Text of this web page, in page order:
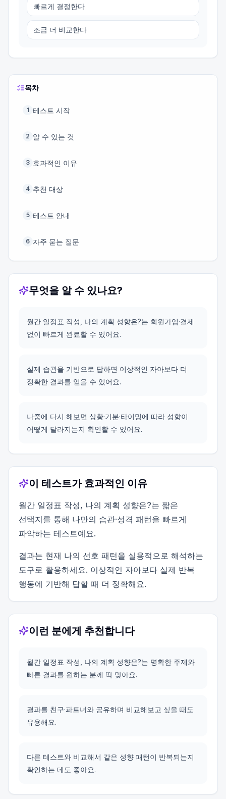
빠르게 결정한다
조금 더 비교한다
목차
1 테스트 시작
2 알 수 있는 것
3 효과적인 이유
4 추천 대상
5 테스트 안내
6 자주 묻는 질문
무엇을 알 수 있나요?
월간 일정표 작성, 나의 계획 성향은?는 회원가입·결제
없이 빠르게 완료할 수 있어요.
실제 습관을 기반으로 답하면 이상적인 자아보다 더
정확한 결과를 얻을 수 있어요.
나중에 다시 해보면 상황·기분·타이밍에 따라 성향이
어떻게 달라지는지 확인할 수 있어요.
이 테스트가 효과적인 이유
월간 일정표 작성, 나의 계획 성향은?는 짧은
선택지를 통해 나만의 습관·성격 패턴을 빠르게
파악하는 테스트예요.
결과는 현재 나의 선호 패턴을 실용적으로 해석하는
도구로 활용하세요. 이상적인 자아보다 실제 반복
행동에 기반해 답할 때 더 정확해요.
이런 분에게 추천합니다
월간 일정표 작성, 나의 계획 성향은?는 명확한 주제와
빠른 결과를 원하는 분께 딱 맞아요.
결과를 친구·파트너와 공유하며 비교해보고 싶을 때도
유용해요.
다른 테스트와 비교해서 같은 성향 패턴이 반복되는지
확인하는 데도 좋아요.